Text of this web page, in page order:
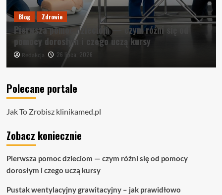
Blog Zdrowie
Pierwsza pomoc dzieciom — czym różni się od
pomocy dorosłym i czego uczą kursy
Redakcja 26 lipca, 2026
Polecane portale
Jak To Zrobisz klinikamed.pl
Zobacz koniecznie
Pierwsza pomoc dzieciom — czym różni się od pomocy
dorosłym i czego uczą kursy
Pustak wentylacyjny grawitacyjny – jak prawidłowo